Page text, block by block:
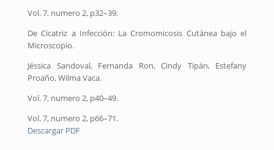
Vol. 7, numero 2, p32–39.
De Cicatriz a Infección: La Cromomicosis Cutánea bajo el
Microscopio.
Jéssica Sandoval, Fernanda Ron, Cindy Tipán, Estefany
Proaño, Wilma Vaca.
Vol. 7, numero 2, p40–49.
Vol. 7, numero 2, p66–71.
Descargar PDF